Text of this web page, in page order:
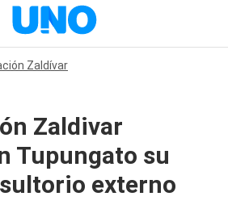
Zaldívar
Zaldivar
Tupungato su
externo